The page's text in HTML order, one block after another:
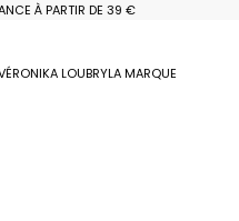
À PARTIR DE 39 €
LOUBRYLA MARQUE